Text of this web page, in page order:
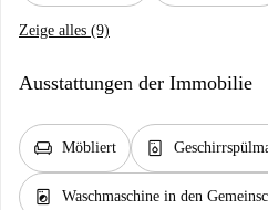
Zeige alles (9)
Ausstattungen der Immobilie
chair Möbliert dishwasher_gen
local_laundry_service Waschmaschine in den